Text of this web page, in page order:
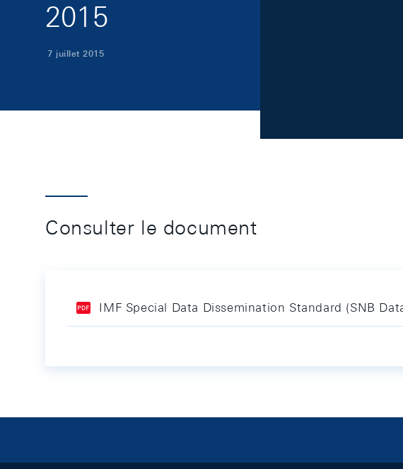
2015
7 juillet 2015
Consulter le document
IMF Special Data Dissemination Standard (SNB